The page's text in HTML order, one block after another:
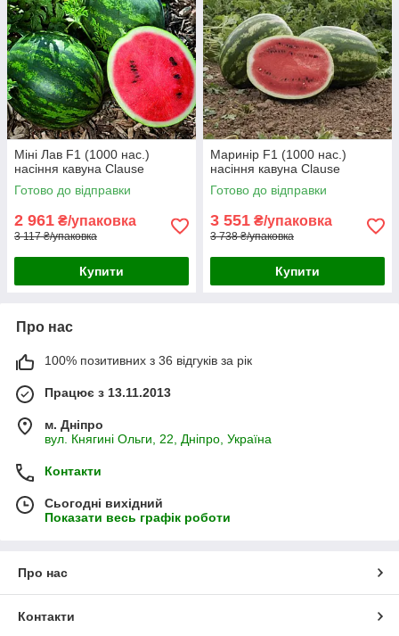
Міні Лав F1 (1000 нас.)
насіння кавуна Clause
Готово до відправки
2 961 ₴/упаковка
3 117 ₴/упаковка
Купити
Маринір F1 (1000 нас.)
насіння кавуна Clause
Готово до відправки
3 551 ₴/упаковка
3 738 ₴/упаковка
Купити
Про нас
100% позитивних з 36 відгуків за рік
Працює з 13.11.2013
м. Дніпро
вул. Княгині Ольги, 22, Дніпро, Україна
Контакти
Сьогодні вихідний
Показати весь графік роботи
Про нас
Контакти